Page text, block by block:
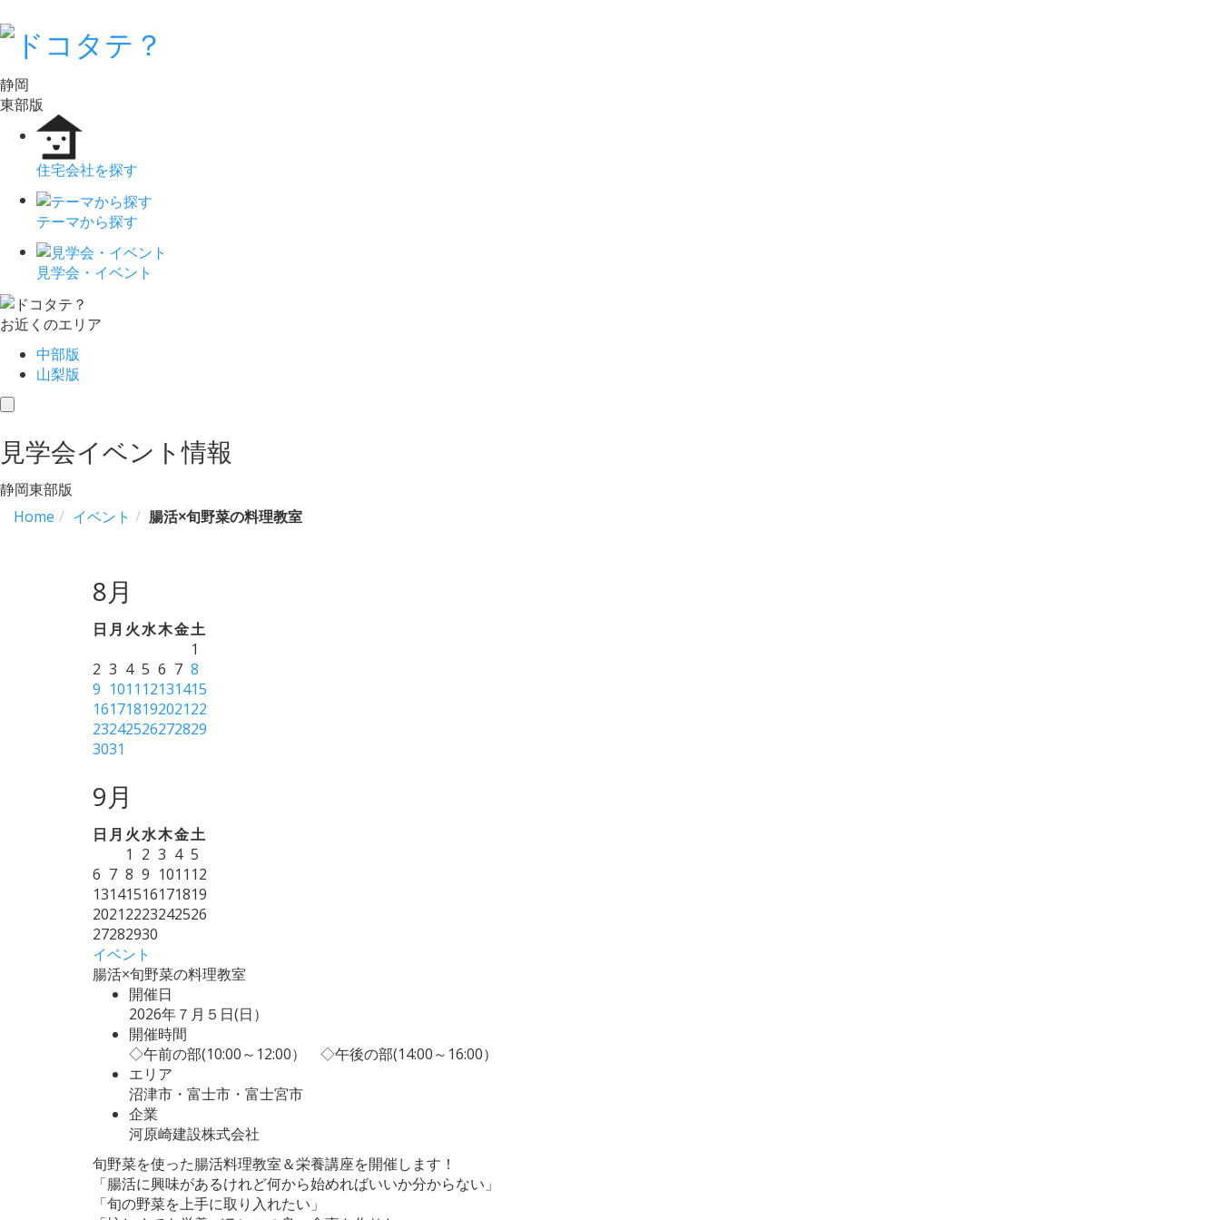
静岡
東部版
住宅会社を探す
テーマから探す
見学会・イベント
お近くのエリア
中部版
山梨版
toggle
見学会イベント情報
静岡東部版
Home
イベント 腸活×旬野菜の料理教室
8月
日 月 火水木金土
1
2 3 4 5 6 7 8
9 1011 12131415
16171819202122
23242526272829
3031
9月
日 月 火水木金土
1 2 3 4 5
6 7 8 9 1011 12
13141516171819
20212223242526
27282930
イベント
腸活×旬野菜の料理教室
開催日
2026年７月５日(日）
開催時間
◇午前の部(10:00～12:00） ◇午後の部(14:00～16:00）
エリア
沼津市・富士市・富士宮市
企業
河原崎建設株式会社
旬野菜を使った腸活料理教室＆栄養講座を開催します！
「腸活に興味があるけれど何から始めればいいか分からない」
「旬の野菜を上手に取り入れたい」